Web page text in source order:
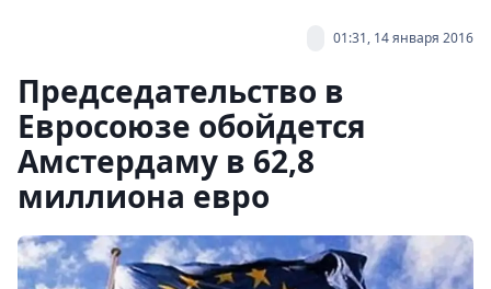
01:31, 14 января 2016
Председательство в
Евросоюзе обойдется
Амстердаму в 62,8
миллиона евро